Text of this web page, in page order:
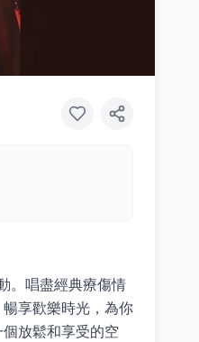
。唱盡經典療傷情
享歡樂時光，為你
放鬆和享受的空